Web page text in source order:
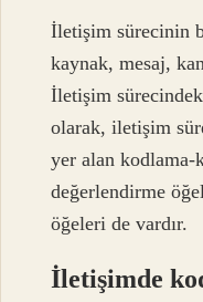
İletişim sürecinin
kaynak, mesaj,
İletişim
olarak, iletişim
yer alan kodlama-
değerlendirme
öğeleri de vardır.
İletişimde